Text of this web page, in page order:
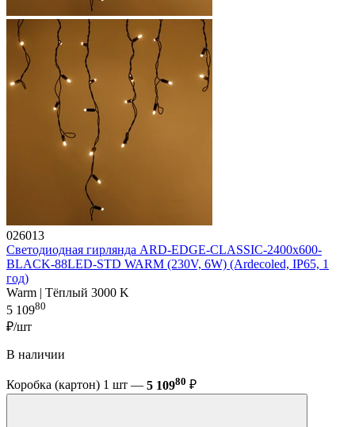
026013
Светодиодная гирлянда ARD-EDGE-CLASSIC-2400x600-
BLACK-88LED-STD WARM (230V, 6W) (Ardecoled, IP65, 1
год)
Warm | Тёплый 3000 K
5 10980
₽/шт
В наличии
Коробка (картон) 1 шт — 5 10980 ₽